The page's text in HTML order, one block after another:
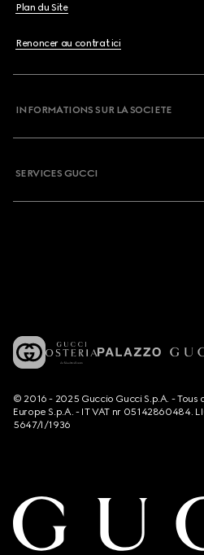
Plan du Site
Renoncer au contrat ici
INFORMATIONS SUR LA SOCIETE
SERVICES GUCCI
© 2016 - 2025 Guccio Gucci S.p.A. -
Europe S.p.A. - IT VAT nr 05142860484.
5647/I/1936